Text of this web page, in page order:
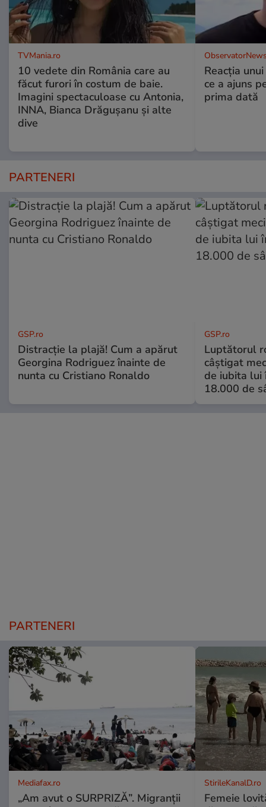
TVMania.ro
10 vedete din România care au
făcut furori în costum de baie.
Imagini spectaculoase cu Antonia,
INNA, Bianca Drăgușanu și alte
dive
Reacția
ce a ajuns
prima dată
PARTENERI
GSP.ro
Distracție la plajă! Cum a apărut
Georgina Rodriguez înainte de
nunta cu Cristiano Ronaldo
GSP.ro
Luptătorul
câștigat
de iubita lui
18.000 de
PARTENERI
Mediafax.ro
„Am avut o SURPRIZĂ”. Migranții
StirileKanalD.ro
Femeie